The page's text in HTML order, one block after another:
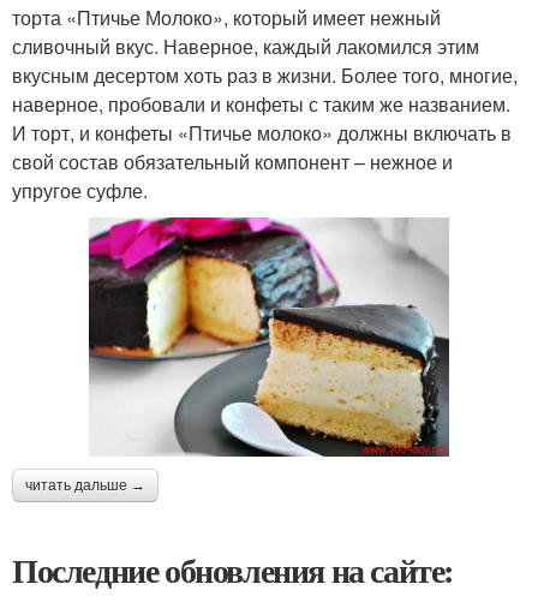
торта «Птичье Молоко», который имеет нежный
сливочный вкус. Наверное, каждый лакомился этим
вкусным десертом хоть раз в жизни. Более того, многие,
наверное, пробовали и конфеты с таким же названием.
И торт, и конфеты «Птичье молоко» должны включать в
свой состав обязательный компонент – нежное и
упругое суфле.
читать дальше →
Последние обновления на сайте: